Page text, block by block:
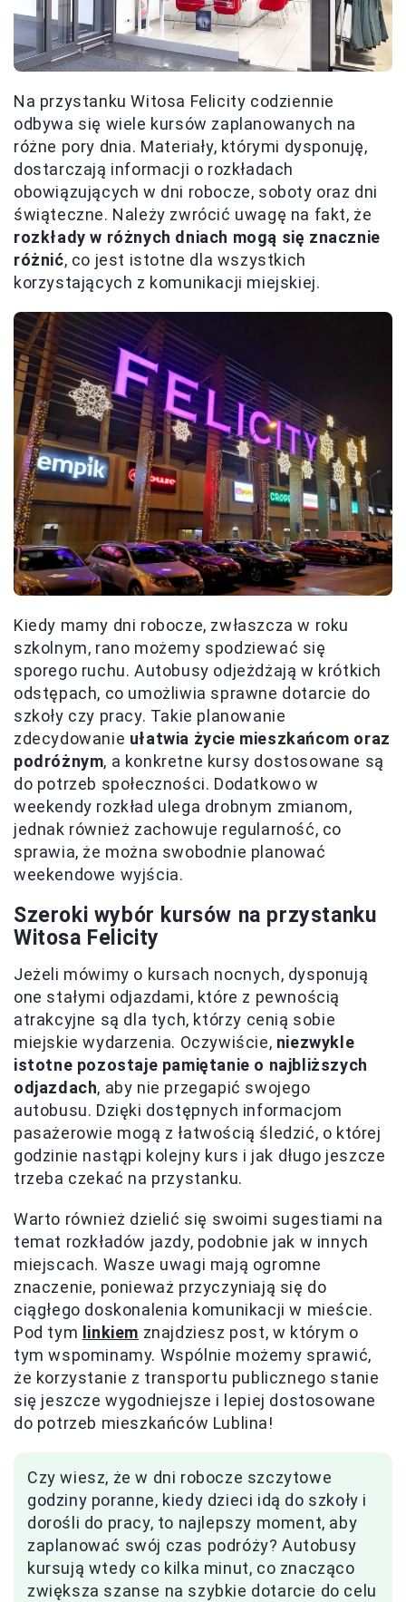
Na przystanku Witosa Felicity codziennie
odbywa się wiele kursów zaplanowanych na
różne pory dnia. Materiały, którymi dysponuję,
dostarczają informacji o rozkładach
obowiązujących w dni robocze, soboty oraz dni
świąteczne. Należy zwrócić uwagę na fakt, że
rozkłady w różnych dniach mogą się znacznie
różnić, co jest istotne dla wszystkich
korzystających z komunikacji miejskiej.
Kiedy mamy dni robocze, zwłaszcza w roku
szkolnym, rano możemy spodziewać się
sporego ruchu. Autobusy odjeżdżają w krótkich
odstępach, co umożliwia sprawne dotarcie do
szkoły czy pracy. Takie planowanie
zdecydowanie ułatwia życie mieszkańcom oraz
podróżnym, a konkretne kursy dostosowane są
do potrzeb społeczności. Dodatkowo w
weekendy rozkład ulega drobnym zmianom,
jednak również zachowuje regularność, co
sprawia, że można swobodnie planować
weekendowe wyjścia.
Szeroki wybór kursów na przystanku
Witosa Felicity
Jeżeli mówimy o kursach nocnych, dysponują
one stałymi odjazdami, które z pewnością
atrakcyjne są dla tych, którzy cenią sobie
miejskie wydarzenia. Oczywiście, niezwykle
istotne pozostaje pamiętanie o najbliższych
odjazdach, aby nie przegapić swojego
autobusu. Dzięki dostępnych informacjom
pasażerowie mogą z łatwością śledzić, o której
godzinie nastąpi kolejny kurs i jak długo jeszcze
trzeba czekać na przystanku.
Warto również dzielić się swoimi sugestiami na
temat rozkładów jazdy, podobnie jak w innych
miejscach. Wasze uwagi mają ogromne
znaczenie, ponieważ przyczyniają się do
ciągłego doskonalenia komunikacji w mieście.
Pod tym linkiem znajdziesz post, w którym o
tym wspominamy. Wspólnie możemy sprawić,
że korzystanie z transportu publicznego stanie
się jeszcze wygodniejsze i lepiej dostosowane
do potrzeb mieszkańców Lublina!
Czy wiesz, że w dni robocze szczytowe
godziny poranne, kiedy dzieci idą do szkoły i
dorośli do pracy, to najlepszy moment, aby
zaplanować swój czas podróży? Autobusy
kursują wtedy co kilka minut, co znacząco
zwiększa szanse na szybkie dotarcie do celu